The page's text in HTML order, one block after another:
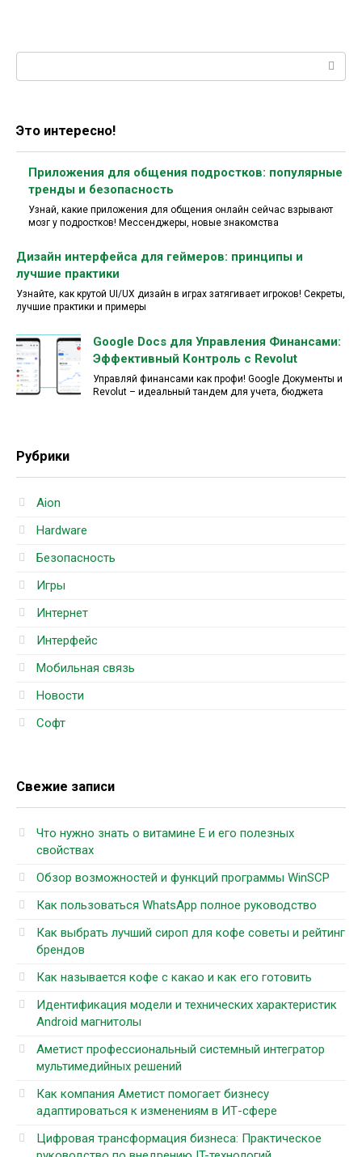
Это интересно!
Приложения для общения подростков: популярные
тренды и безопасность
Узнай, какие приложения для общения онлайн сейчас взрывают
мозг у подростков! Мессенджеры, новые знакомства
Дизайн интерфейса для геймеров: принципы и
лучшие практики
Узнайте, как крутой UI/UX дизайн в играх затягивает игроков! Секреты,
лучшие практики и примеры
Google Docs для Управления Финансами:
Эффективный Контроль с Revolut
Управляй финансами как профи! Google Документы и
Revolut – идеальный тандем для учета, бюджета
Рубрики
Aion
Hardware
Безопасность
Игры
Интернет
Интерфейс
Мобильная связь
Новости
Софт
Свежие записи
Что нужно знать о витамине Е и его полезных
свойствах
Обзор возможностей и функций программы WinSCP
Как пользоваться WhatsApp полное руководство
Как выбрать лучший сироп для кофе советы и рейтинг
брендов
Как называется кофе с какао и как его готовить
Идентификация модели и технических характеристик
Android магнитолы
Аметист профессиональный системный интегратор
мультимедийных решений
Как компания Аметист помогает бизнесу
адаптироваться к изменениям в ИТ-сфере
Цифровая трансформация бизнеса: Практическое